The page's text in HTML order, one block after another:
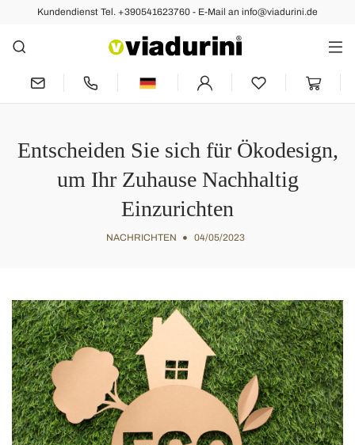
Kundendienst Tel. +390541623760 - E-Mail an info@viadurini.de
Entscheiden Sie sich für Ökodesign,
um Ihr Zuhause Nachhaltig
Einzurichten
NACHRICHTEN 04/05/2023